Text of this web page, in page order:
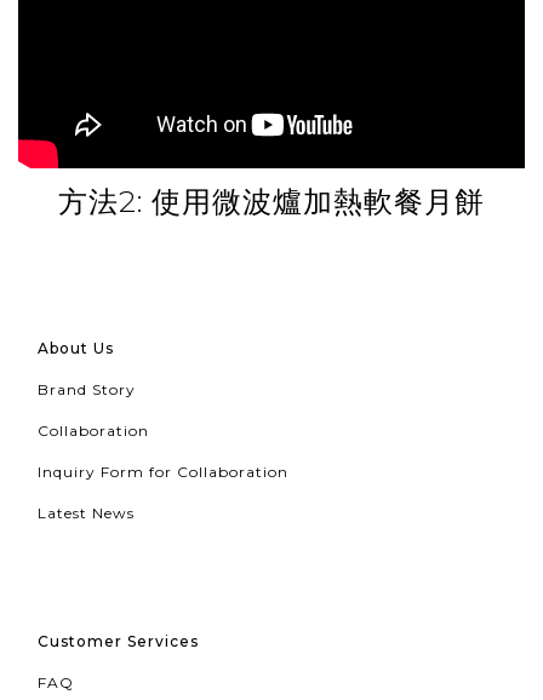
方法2: 使用微波爐加熱軟餐月餅
About Us
Brand Story
Collaboration
Inquiry Form for Collaboration
Latest News
Customer Services
FAQ